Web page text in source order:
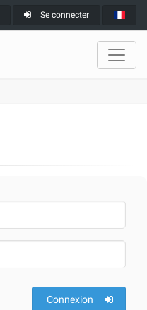
Se connecter
Connexion